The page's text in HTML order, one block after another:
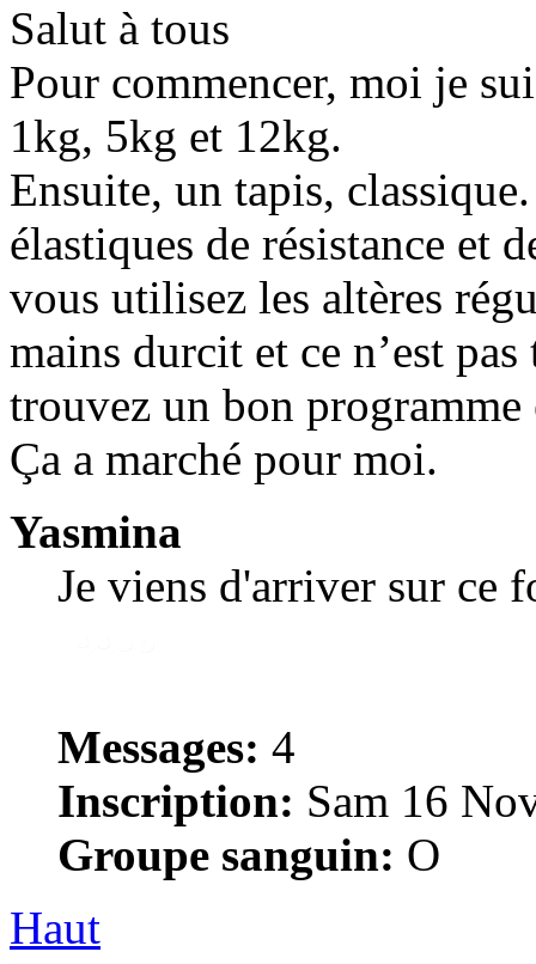
Salut à tous
Pour commencer, moi je
1kg, 5kg et 12kg.
Ensuite, un tapis,
élastiques de résistance et
vous utilisez les altères
mains durcit et ce n’est
trouvez un bon
Ça a marché pour moi.
Yasmina
Je viens d'arriver sur ce
Messages: 4
Inscription: Sam 16
Groupe sanguin: O
Haut